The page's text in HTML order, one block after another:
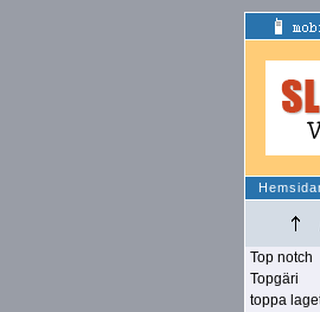
Top notch
Topgäri
toppa